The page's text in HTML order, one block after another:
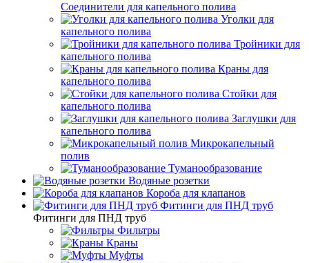
Соединители для капельного полива
Уголки для
капельного полива
Тройники для
капельного полива
Краны для
капельного полива
Стойки для
капельного полива
Заглушки для
капельного полива
Микрокапельный
полив
Туманообразование
Водяные розетки
Короба для клапанов
Фитинги для ПНД труб
Фитинги для ПНД труб
Фильтры
Краны
Муфты